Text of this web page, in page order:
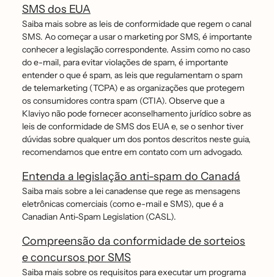
SMS dos EUA
Saiba mais sobre as leis de conformidade que regem o canal
SMS. Ao começar a usar o marketing por SMS, é importante
conhecer a legislação correspondente. Assim como no caso
do e-mail, para evitar violações de spam, é importante
entender o que é spam, as leis que regulamentam o spam
de telemarketing (TCPA) e as organizações que protegem
os consumidores contra spam (CTIA). Observe que a
Klaviyo não pode fornecer aconselhamento jurídico sobre as
leis de conformidade de SMS dos EUA e, se o senhor tiver
dúvidas sobre qualquer um dos pontos descritos neste guia,
recomendamos que entre em contato com um advogado.
Entenda a legislação anti-spam do Canadá
Saiba mais sobre a lei canadense que rege as mensagens
eletrônicas comerciais (como e-mail e SMS), que é a
Canadian Anti-Spam Legislation (CASL).
Compreensão da conformidade de sorteios
e concursos por SMS
Saiba mais sobre os requisitos para executar um programa